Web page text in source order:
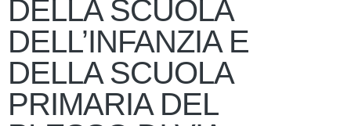
DELLA SCUOLA
DELL’INFANZIA E
DELLA SCUOLA
PRIMARIA DEL